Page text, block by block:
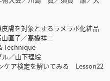
膚を対象とするラメラボ化粧品
直子／高橋祥二
Technique
／山下理絵
ケア検定を解いてみる Lesson22